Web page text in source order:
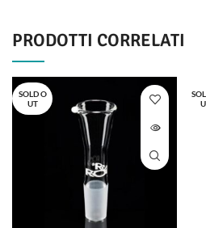
PRODOTTI CORRELATI
SOLD O
UT